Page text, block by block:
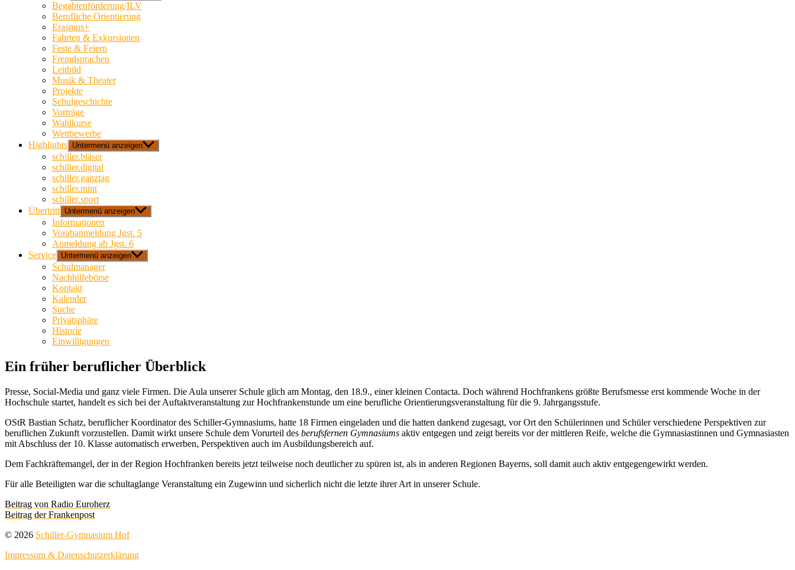
Begabtenförderung/ILV
Berufliche Orientierung
Erasmus+
Fahrten & Exkursionen
Feste & Feiern
Fremdsprachen
Leitbild
Musik & Theater
Projekte
Schulgeschichte
Vorträge
Wahlkurse
Wettbewerbe
Highlights Untermenü anzeigen
schiller.bläser
schiller.digital
schiller.ganztag
schiller.mint
schiller.sport
Übertritt Untermenü anzeigen
Informationen
Vorabanmeldung Jgst. 5
Anmeldung ab Jgst. 6
Service Untermenü anzeigen
Schulmanager
Nachhilfebörse
Kontakt
Kalender
Suche
Privatsphäre
Historie
Einwilligungen
Ein früher beruflicher Überblick
Presse, Social-Media und ganz viele Firmen. Die Aula unserer Schule glich am Montag, den 18.9., einer kleinen Contacta. Doch während Hochfrankens größte Berufsmesse erst kommende Woche in der
Hochschule startet, handelt es sich bei der Auftaktveranstaltung zur Hochfrankenstunde um eine berufliche Orientierungsveranstaltung für die 9. Jahrgangsstufe.
OStR Bastian Schatz, beruflicher Koordinator des Schiller-Gymnasiums, hatte 18 Firmen eingeladen und die hatten dankend zugesagt, vor Ort den Schülerinnen und Schüler verschiedene Perspektiven zur
beruflichen Zukunft vorzustellen. Damit wirkt unsere Schule dem Vorurteil des berufsfernen Gymnasiums aktiv entgegen und zeigt bereits vor der mittleren Reife, welche die Gymnasiastinnen und Gymnasiasten
mit Abschluss der 10. Klasse automatisch erwerben, Perspektiven auch im Ausbildungsbereich auf.
Dem Fachkräftemangel, der in der Region Hochfranken bereits jetzt teilweise noch deutlicher zu spüren ist, als in anderen Regionen Bayerns, soll damit auch aktiv entgegengewirkt werden.
Für alle Beteiligten war die schultaglange Veranstaltung ein Zugewinn und sicherlich nicht die letzte ihrer Art in unserer Schule.
Beitrag von Radio Euroherz
Beitrag der Frankenpost
© 2026 Schiller-Gymnasium Hof
Impressum & Datenschutzerklärung